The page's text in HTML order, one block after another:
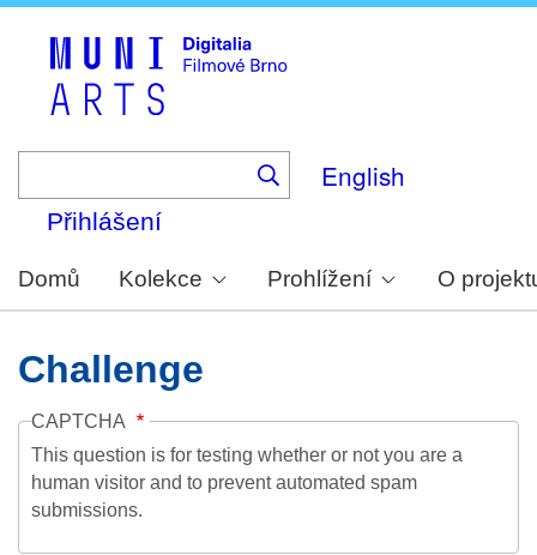
English
Přihlášení
Domů Kolekce Prohlížení O
Challenge
CAPTCHA
This question is for testing whether or not you are a
human visitor and to prevent automated spam
submissions.